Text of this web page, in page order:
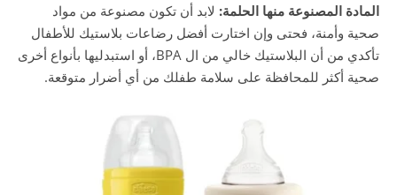
المادة المصنوعة منها الحلمة: لابد أن تكون مصنوعة من مواد
صحية وأمنة، فحتى وإن اختارت أفضل رضاعات بلاستيك للأطفال
تأكدي من أن البلاستيك خالي من ال BPA، أو استبدليها بأنواع أخرى
صحية أكثر للمحافظة على سلامة طفلك من أي أضرار متوقعة.